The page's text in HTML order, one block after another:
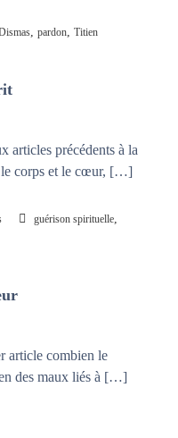
, pardon, Titien
articles précédents à la
le corps et le cœur, […]
guérison spirituelle,
article combien le
des maux liés à […]